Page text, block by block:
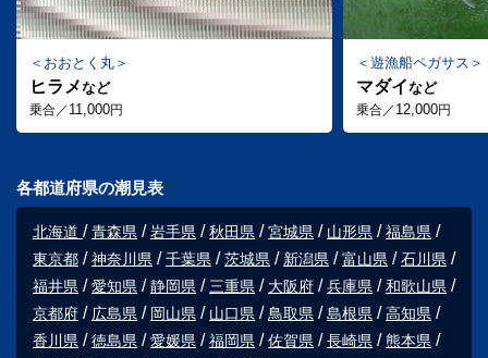
おおとく丸
ヒラメなど
乗合／ 11,000円
遊漁船ペガサス
マダイなど
乗合／ 12,000円
各都道府県の潮見表
北海道 青森県 岩手県 秋田県 宮城県 山形県
福島県
東京都
神奈川県 千葉県 茨城県 新潟県 富山県
石川県
福井県
愛知県 静岡県 三重県 大阪府 兵庫県
和歌山県
京都府
広島県 岡山県 山口県 鳥取県 島根県
高知県
香川県
徳島県 愛媛県 福岡県 佐賀県 長崎県
熊本県